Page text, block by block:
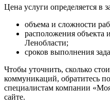
Цена услуги определяется в
объема и сложности
расположения объекта
Ленобласти;
сроков выполнения
Чтобы уточнить, сколько
коммуникаций, обратитесь
специалистам компании
сайте.